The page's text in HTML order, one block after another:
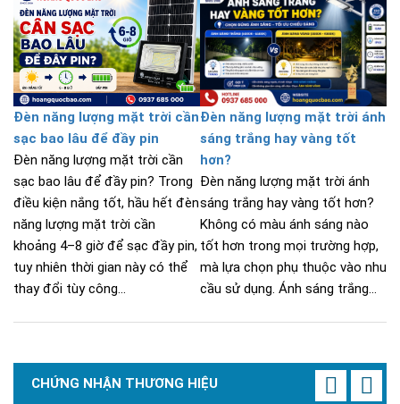
Đèn năng lượng mặt trời cần
sạc bao lâu để đầy pin
Đèn năng lượng mặt trời cần
sạc bao lâu để đầy pin? Trong
điều kiện nắng tốt, hầu hết đèn
năng lượng mặt trời cần
khoảng 4–8 giờ để sạc đầy pin,
tuy nhiên thời gian này có thể
thay đổi tùy công...
Đèn năng lượng mặt trời ánh
sáng trắng hay vàng tốt
hơn?
Đèn năng lượng mặt trời ánh
sáng trắng hay vàng tốt hơn?
Không có màu ánh sáng nào
tốt hơn trong mọi trường hợp,
mà lựa chọn phụ thuộc vào nhu
cầu sử dụng. Ánh sáng trắng...
CHỨNG NHẬN THƯƠNG HIỆU